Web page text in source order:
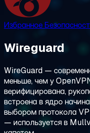
Избранное
Wireguard
WireGuard —
меньше, чем у
верифицирована,
встроена в ядро
выбором протокола
— используется в